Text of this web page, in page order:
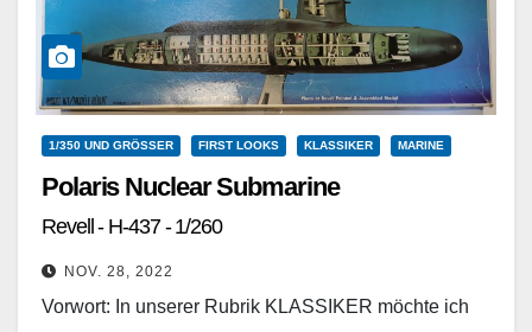
1/350 UND GRÖSSER FIRST LOOKS KLASSIKER MARINE
Polaris Nuclear Submarine
Revell - H-437 - 1/260
NOV. 28, 2022
Vorwort: In unserer Rubrik KLASSIKER möchte ich